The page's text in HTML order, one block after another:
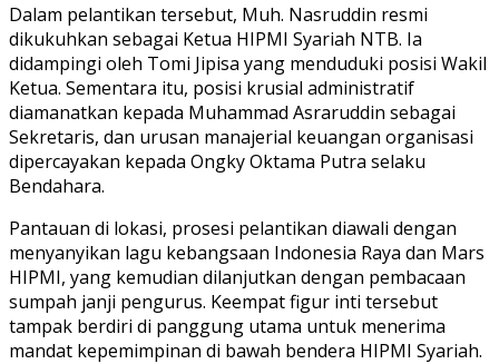
Dalam pelantikan tersebut, Muh. Nasruddin resmi
dikukuhkan sebagai Ketua HIPMI Syariah NTB. Ia
didampingi oleh Tomi Jipisa yang menduduki posisi Wakil
Ketua. Sementara itu, posisi krusial administratif
diamanatkan kepada Muhammad Asraruddin sebagai
Sekretaris, dan urusan manajerial keuangan organisasi
dipercayakan kepada Ongky Oktama Putra selaku
Bendahara.
Pantauan di lokasi, prosesi pelantikan diawali dengan
menyanyikan lagu kebangsaan Indonesia Raya dan Mars
HIPMI, yang kemudian dilanjutkan dengan pembacaan
sumpah janji pengurus. Keempat figur inti tersebut
tampak berdiri di panggung utama untuk menerima
mandat kepemimpinan di bawah bendera HIPMI Syariah.